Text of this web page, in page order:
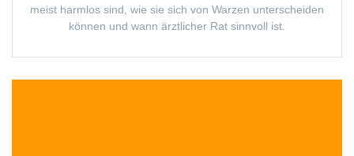
meist harmlos sind, wie sie sich von Warzen unterscheiden
können und wann ärztlicher Rat sinnvoll ist.